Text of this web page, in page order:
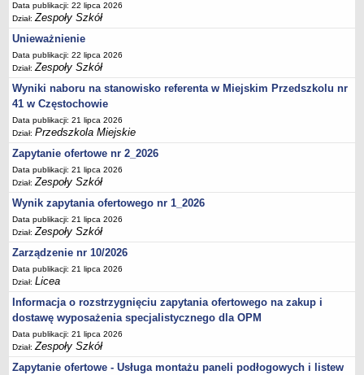
Data publikacji: 22 lipca 2026
Dział:Zespoły Szkół
Unieważnienie
Data publikacji: 22 lipca 2026
Dział:Zespoły Szkół
Wyniki naboru na stanowisko referenta w Miejskim Przedszkolu nr
41 w Częstochowie
Data publikacji: 21 lipca 2026
Dział:Przedszkola Miejskie
Zapytanie ofertowe nr 2_2026
Data publikacji: 21 lipca 2026
Dział:Zespoły Szkół
Wynik zapytania ofertowego nr 1_2026
Data publikacji: 21 lipca 2026
Dział:Zespoły Szkół
Zarządzenie nr 10/2026
Data publikacji: 21 lipca 2026
Dział:Licea
Informacja o rozstrzygnięciu zapytania ofertowego na zakup i
dostawę wyposażenia specjalistycznego dla OPM
Data publikacji: 21 lipca 2026
Dział:Zespoły Szkół
Zapytanie ofertowe - Usługa montażu paneli podłogowych i listew